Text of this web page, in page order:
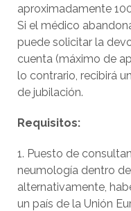
aproximadamente
Si el médico
puede solicitar la
cuenta (máximo de
lo contrario, recibirá
de jubilación.
Requisitos:
1. Puesto de
neumología dentro
alternativamente,
un país de la Unión